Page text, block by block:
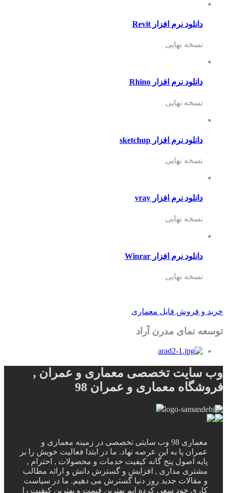
دانلود نرم افزار Revit
نسخه نهایی
دانلود نرم افزار Rhino
نسخه نهایی
دانلود نرم افزار sketchup
نسخه نهایی
دانلود نرم افزار vray
نسخه نهایی
دانلود نرم افزار Winrar
نسخه نهایی
خرید و فروش فایل معماری
توسعه نمای مدرن آراد
وب سایت تخصصی معماری و عمران ,
فروشگاه معماری و عمران 98
معماری 98 وب سایتی تخصصی در زمینه معماری و
عمران پا به این عرصه نهاد. ما در ابتدا فعالیت خویش را بر
پایه اصول پنج گانه کیفیت خدمات و محصولات , احترام ,
مشتری مداری , افزایش و گسترش دانش و ارائه مطالب
و مقالات جدید روز دنیا گسترش می دهیم. ما در سیاست
کاری خود سعی کرده ایم بهترین قیمت و بهترین کیفیت را